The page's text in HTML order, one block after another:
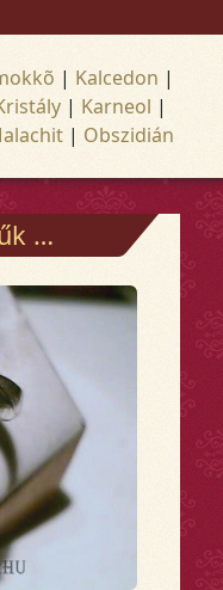
| Kalcedon |
| Karneol |
| Obszidián